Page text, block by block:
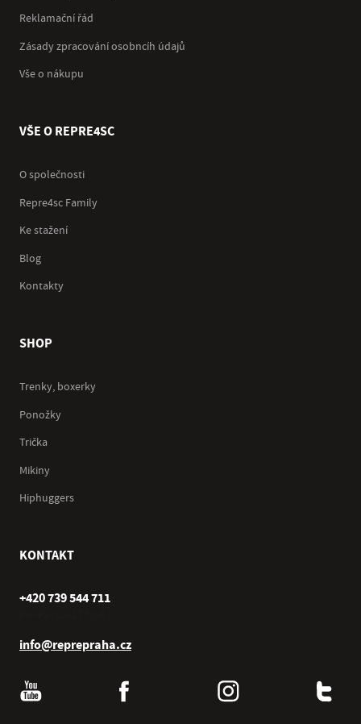
Reklamační řád
Zásady zpracování osobncíh údajů
Vše o nákupu
VŠE O REPRE4SC
O společnosti
Repre4sc Family
Ke stažení
Blog
Kontakty
SHOP
Trenky, boxerky
Ponožky
Trička
Mikiny
Hiphuggers
KONTAKT
+420 739 544 711
info@reprepraha.cz